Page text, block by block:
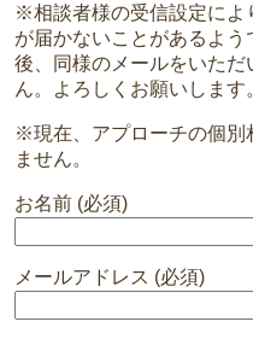
※相談者様の受信設定によ
が届かないことがあるよう
後、同様のメールをいただ
ん。よろしくお願いします
※現在、アプローチの個別
ません。
お名前 (必須)
メールアドレス (必須)